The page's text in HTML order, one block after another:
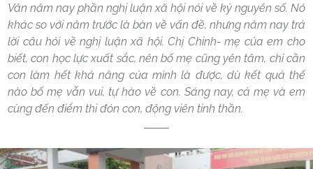
Văn năm nay phần nghị luận xã hội nói về kỷ nguyên số. Nó
khác so với năm trước là bàn về vấn đề, nhưng năm nay trả
lời câu hỏi về nghị luận xã hội. Chị Chinh- mẹ của em cho
biết, con học lực xuất sắc, nên bố mẹ cũng yên tâm, chỉ cần
con làm hết khả năng của mình là được, dù kết quả thế
nào bố mẹ vẫn vui, tự hào về con. Sáng nay, cả mẹ và em
cùng đến điểm thi đón con, động viên tinh thần.